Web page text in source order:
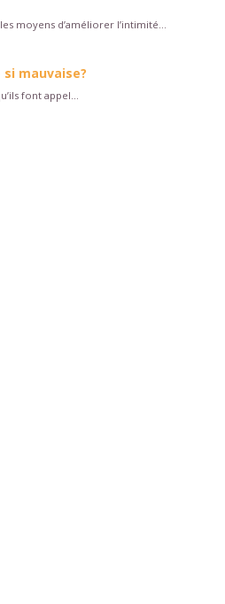
moyens d’améliorer l’intimité...
mauvaise?
font appel...